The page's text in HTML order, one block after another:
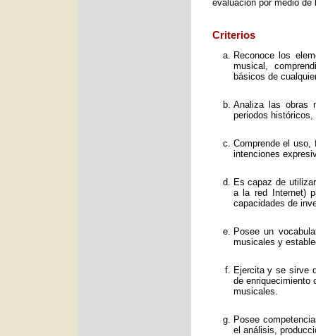
evaluación por medio
Criterios
Reconoce los
musical,
básicos de
Analiza las obras
periodos
Comprende el
intenciones
Es capaz de
a la red Internet)
capacidades de
Posee un
musicales y
Ejercita y se sirve
de enriquecimiento
musicales.
Posee
el análisis,